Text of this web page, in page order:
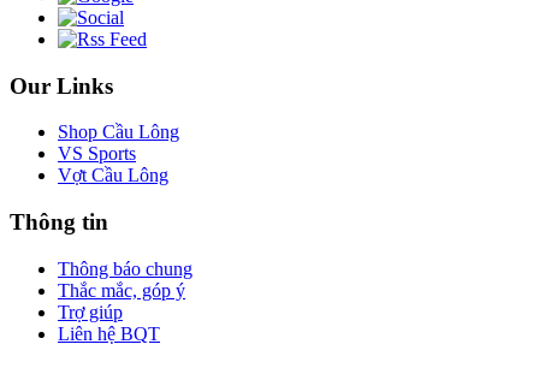
Our Links
Shop Cầu Lông
VS Sports
Vợt Cầu Lông
Thông tin
Thông báo chung
Thắc mắc, góp ý
Trợ giúp
Liên hệ BQT